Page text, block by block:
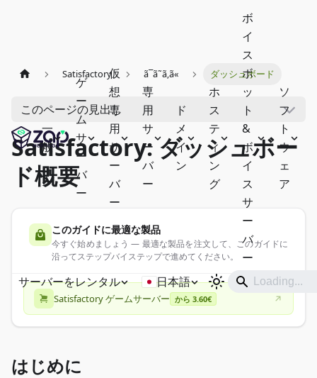
一
般
ゲ
ー
ム
サ
ー
バ
ー
仮
想
専
用
サ
ー
バ
ー
専
用
サ
ー
バ
ー
ド
メ
イ
ン
ホ
ス
テ
ィ
ン
グ
ボ
イ
ス
ボ
ッ
ト
&
ボ
イ
ス
サ
ー
バ
ー
ソ
フ
ト
ウ
ェ
ア
サーバーをレンタル 日本語
Satisfactory ã¯ã˜ã‚ã« ダッシュボード
このページの見出し
Satisfactory: ダッシュボー
ド概要
このガイドに最適な製品
今すぐ始めましょう — 最適な製品を注文して、このガイドに
沿ってステップバイステップで進めてください。
Satisfactory ゲームサーバー から 3.60€
はじめに